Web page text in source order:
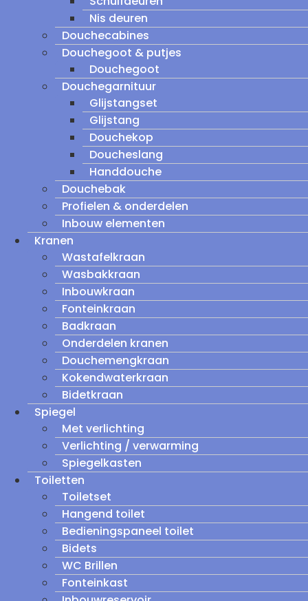
Nis deuren
Douchecabines
Douchegoot & putjes
Douchegoot
Douchegarnituur
Glijstangset
Glijstang
Douchekop
Doucheslang
Handdouche
Douchebak
Profielen & onderdelen
Inbouw elementen
Kranen
Wastafelkraan
Wasbakkraan
Inbouwkraan
Fonteinkraan
Badkraan
Onderdelen kranen
Douchemengkraan
Kokendwaterkraan
Bidetkraan
Spiegel
Met verlichting
Verlichting / verwarming
Spiegelkasten
Toiletten
Toiletset
Hangend toilet
Bedieningspaneel toilet
Bidets
WC Brillen
Fonteinkast